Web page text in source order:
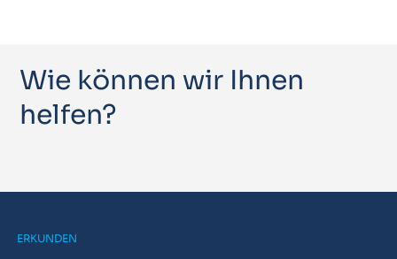
Wie können wir Ihnen
helfen?
ERKUNDEN